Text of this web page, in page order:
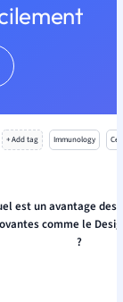
+ Add tag Immunology
est un avantage des
comme le
?